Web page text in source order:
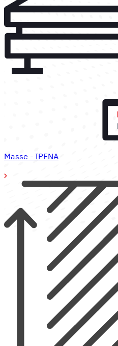
Masse - IPFNA